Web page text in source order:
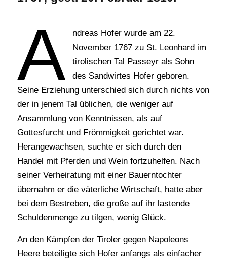
A
ndreas Hofer wurde am 22.
November 1767 zu St. Leonhard im
tirolischen Tal Passeyr als Sohn
des Sandwirtes Hofer geboren.
Seine Erziehung unterschied sich durch nichts von
der in jenem Tal üblichen, die weniger auf
Ansammlung von Kenntnissen, als auf
Gottesfurcht und Frömmigkeit gerichtet war.
Herangewachsen, suchte er sich durch den
Handel mit Pferden und Wein fortzuhelfen. Nach
seiner Verheiratung mit einer Bauerntochter
übernahm er die väterliche Wirtschaft, hatte aber
bei dem Bestreben, die große auf ihr lastende
Schuldenmenge zu tilgen, wenig Glück.
An den Kämpfen der Tiroler gegen Napoleons
Heere beteiligte sich Hofer anfangs als einfacher